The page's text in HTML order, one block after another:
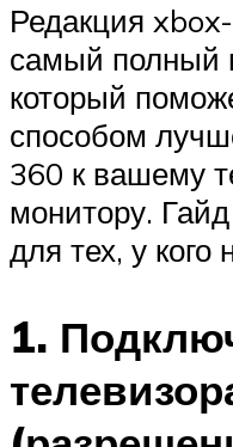
Редакция
самый полный
который
способом
360 к вашему
монитору.
для тех, у кого
1.